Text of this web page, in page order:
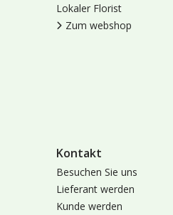
Lokaler Florist
Zum webshop
Kontakt
Besuchen Sie uns
Lieferant werden
Kunde werden